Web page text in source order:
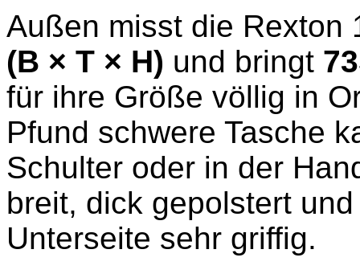
Außen misst die Rexton
(B × T × H) und bringt
für ihre Größe völlig in
Pfund schwere Tasche
Schulter oder in der
breit, dick gepolstert
Unterseite sehr griffig.